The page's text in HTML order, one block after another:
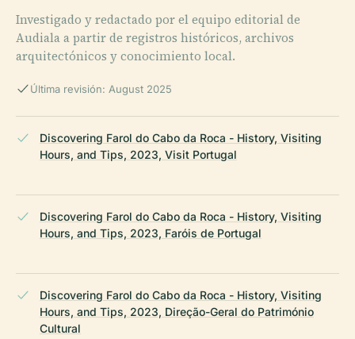
Investigado y redactado por el equipo editorial de
Audiala a partir de registros históricos, archivos
arquitectónicos y conocimiento local.
Última revisión: August 2025
Discovering Farol do Cabo da Roca - History, Visiting
Hours, and Tips, 2023, Visit Portugal
Discovering Farol do Cabo da Roca - History, Visiting
Hours, and Tips, 2023, Faróis de Portugal
Discovering Farol do Cabo da Roca - History, Visiting
Hours, and Tips, 2023, Direção-Geral do Património
Cultural